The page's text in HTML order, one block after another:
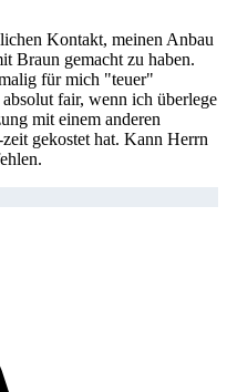
Kontakt, meinen Anbau
Braun gemacht zu haben.
für mich "teuer"
fair, wenn ich überlege
mit einem anderen
gekostet hat. Kann Herrn